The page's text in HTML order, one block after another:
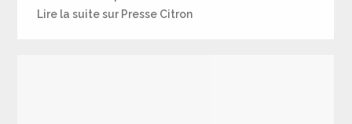
Lire la suite sur Presse Citron